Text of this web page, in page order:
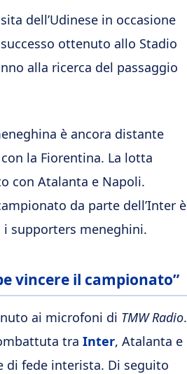
dell’Udinese in occasione
ottenuto allo Stadio
alla ricerca del passaggio
è ancora distante
la Fiorentina. La lotta
con Atalanta e Napoli.
da parte dell’Inter è
i supporters meneghini.
vincere il campionato”
ai microfoni di TMW Radio.
tra Inter, Atalanta e
di fede interista. Di seguito